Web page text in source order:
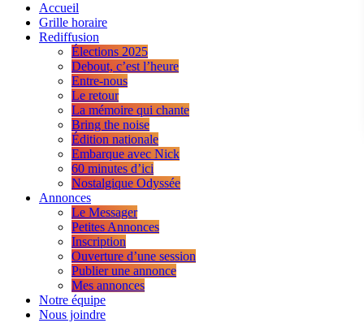
Accueil
Grille horaire
Rediffusion
Élections 2025
Debout, c’est l’heure
Entre-nous
Le retour
La mémoire qui chante
Bring the noise
Édition nationale
Embarque avec Nick
60 minutes d’ici
Nostalgique Odyssée
Annonces
Le Messager
Petites Annonces
Inscription
Ouverture d’une session
Publier une annonce
Mes annonces
Notre équipe
Nous joindre